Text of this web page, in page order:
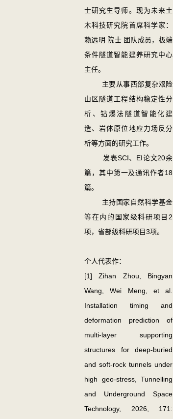
士研究生导师。现为未来土
木科技研究院首席科学家：
赖远明 院士 团队成员，极端
条件隧道智能建养研究中心
主任。
主要从事西部复杂艰险
山区隧道工程结构稳定性分
析、钻爆法隧道智能化建
造、岩体原位地应力场反分
析等方面的研究工作。
发表SCI、EI论文20余
篇，其中第一及通讯作者18
篇。
主持国家自然科学基金
等在内的国家级科研项目2
项，省部级科研项目3项。
个人代表作：
[1] Zihan Zhou, Bingyan
Wang, Wei Meng, et al.
Installation timing and
deformation prediction of
multi-layer supporting
structures for deep-buried
and soft-rock tunnels under
high geo-stress, Tunnelling
and Underground Space
Technology, 2026, 171: